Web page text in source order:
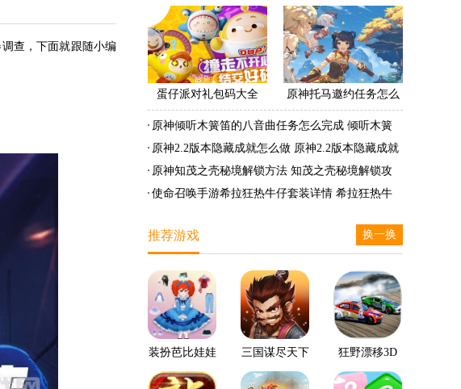
查，下面就跟随小编
蛋仔派对礼包码大全
2022 蛋仔派对礼包码怎
么兑换
原神托马邀约任务怎么
做 原神托马邀约任务怎
么完成
原神倾听木簧笛的八音曲任务怎么完成 倾听木簧
笛的八音曲任务攻略
原神2.2版本隐藏成就怎么做 原神2.2版本隐藏成就
有哪些
原神知茂之壳秘境解锁方法 知茂之壳秘境解锁攻
略使命召唤手游希拉狂热牛仔套装详情 希拉狂热牛
推荐游戏 换一换
装扮芭比娃娃 三国谋尽天下 狂野漂移3D